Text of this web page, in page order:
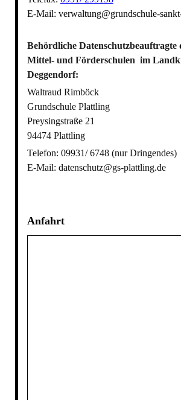
E-Mail: verwaltung@grundschule-
Behördliche Datenschutzbeauftragte
Mittel- und Förderschulen im
Deggendorf:
Waltraud Rimböck
Grundschule Plattling
Preysingstraße 21
94474 Plattling
Telefon: 09931/ 6748 (nur Dringendes)
E-Mail: datenschutz@gs-plattling.de
Anfahrt